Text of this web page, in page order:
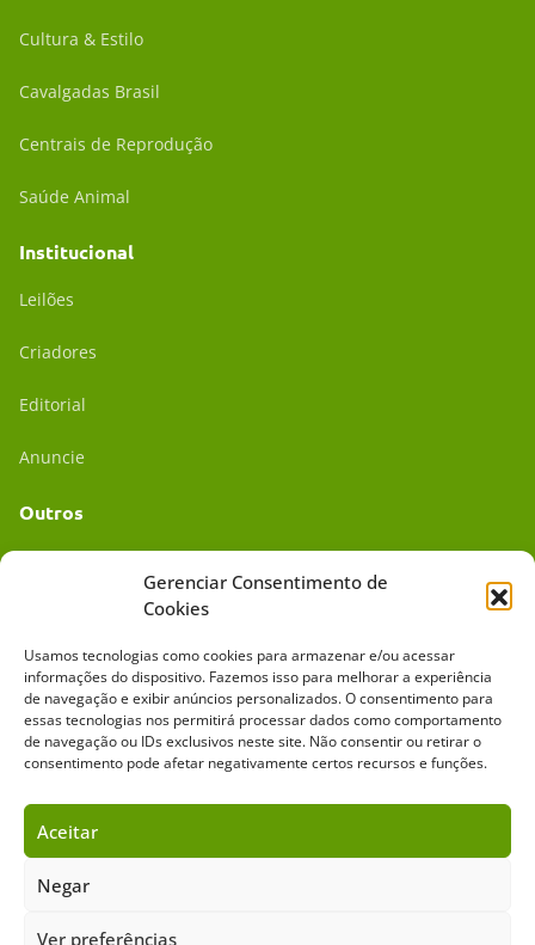
Gerenciar Consentimento de
Cookies
Usamos tecnologias como cookies para armazenar e/ou acessar
informações do dispositivo. Fazemos isso para melhorar a experiência
de navegação e exibir anúncios personalizados. O consentimento para
essas tecnologias nos permitirá processar dados como comportamento
de navegação ou IDs exclusivos neste site. Não consentir ou retirar o
consentimento pode afetar negativamente certos recursos e funções.
Aceitar
Negar
Ver preferências
Cultura & Estilo
Cavalgadas Brasil
Centrais de Reprodução
Saúde Animal
Institucional
Leilões
Criadores
Editorial
Anuncie
Outros
Mídia Kit
Sobre o Cavalus Leilões Anuncie
Copyright ©️ 2026 • Grupo Cavalus de Comunicação. Todos os direitos